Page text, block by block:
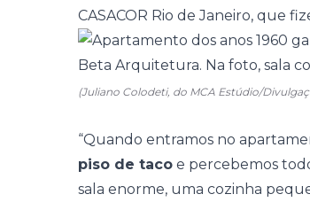
CASACOR Rio de Janeiro, que
(Juliano Colodeti, do MCA Estúdio/
“Quando entramos no
piso de taco e percebemos
sala enorme, uma cozinha